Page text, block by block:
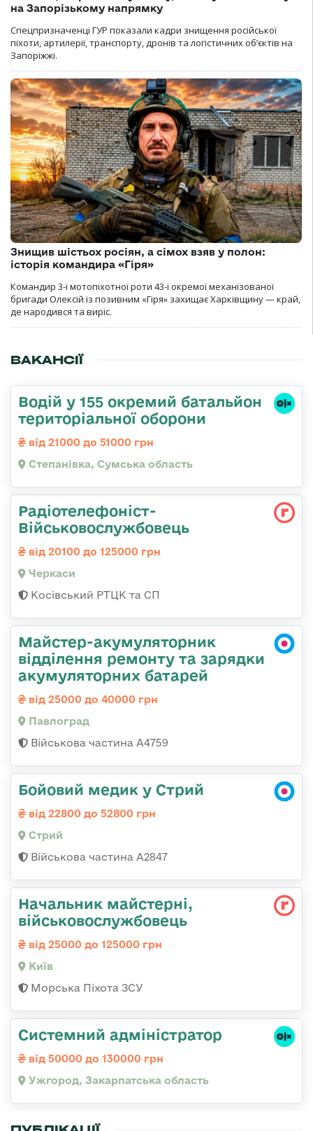
на Запорізькому напрямку
Спецпризначенці ГУР показали кадри знищення російської
піхоти, артилерії, транспорту, дронів та логістичних об’єктів на
Запоріжжі.
Знищив шістьох росіян, а сімох взяв у полон:
історія командира «Гіря»
Командир 3-ї мотопіхотної роти 43-ї окремої механізованої
бригади Олексій із позивним «Гіря» захищає Харківщину — край,
де народився та виріс.
ВАКАНСІЇ
Водій у 155 окремий батальйон
територіальної оборони
від 21000 до 51000 грн
Степанівка, Сумська область
Радіотелефоніст-
Військовослужбовець
від 20100 до 125000 грн
Черкаси
Косівський РТЦК та СП
Майстер-акумуляторник
відділення ремонту та зарядки
акумуляторних батарей
від 25000 до 40000 грн
Павлоград
Військова частина А4759
Бойовий медик у Стрий
від 22800 до 52800 грн
Стрий
Військова частина А2847
Начальник майстерні,
військовослужбовець
від 25000 до 125000 грн
Київ
Морська Піхота ЗСУ
Системний адміністратор
від 50000 до 130000 грн
Ужгород, Закарпатська область